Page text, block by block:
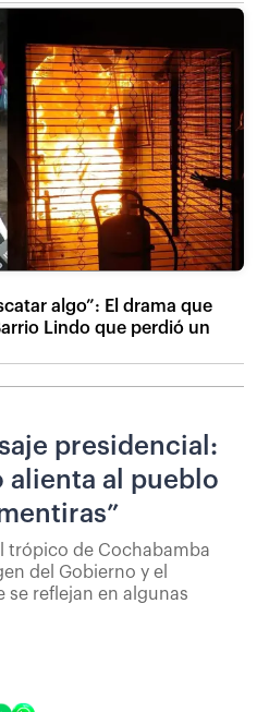
algo”: El drama que
Lindo que perdió un
presidencial:
alienta al pueblo
trópico de Cochabamba
del Gobierno y el
reflejan en algunas